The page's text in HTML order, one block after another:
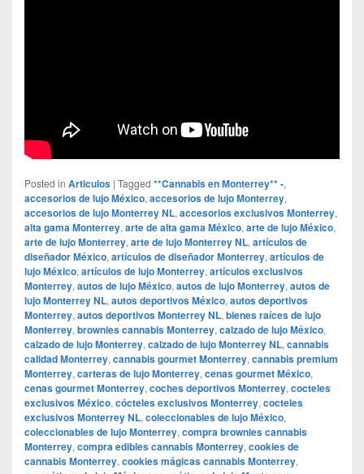
Posted in Articulos | Tagged **Cannabis en Monterrey** -,
accesorios de lujo México, accesorios de lujo Monterrey,
accesorios de lujo Monterrey NL, accesorios exclusivos Monterrey,
alta gama Monterrey, arte de alta gama México, arte de lujo México,
arte de lujo Monterrey, arte de lujo Monterrey NL, artículos de
diseñador México, artículos de diseñador Monterrey, artículos de
lujo México, artículos de lujo Monterrey, artículos exclusivos
Monterrey, autos de lujo México, autos de lujo Monterrey, autos de
lujo Monterrey NL, autos deportivos México, autos deportivos
Monterrey, autos deportivos Monterrey NL, bienes raíces de lujo
Monterrey, brownies cannabis Monterrey, calzado de lujo México,
calzado de lujo Monterrey, calzado de lujo Monterrey NL, cannabis
calidad Monterrey, cannabis gourmet Monterrey, cannabis premium
Monterrey, carteras de lujo Monterrey, cenas gourmet México,
cenas gourmet Monterrey, coches deportivos Monterrey, cocteles
exclusivos México, cócteles exclusivos Monterrey, cocteles
exclusivos Monterrey NL, coleccionables de lujo México,
coleccionables de lujo Monterrey, compra brownies cannabis
Monterrey, compra edibles cannabis Monterrey, cookies de
cannabis Monterrey, cookies mágicas cannabis Monterrey,